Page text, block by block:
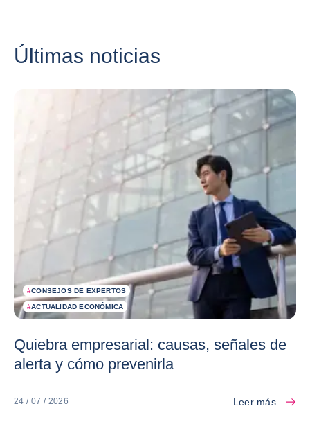
Últimas noticias
#CONSEJOS DE EXPERTOS
#ACTUALIDAD ECONÓMICA
Quiebra empresarial: causas, señales de
alerta y cómo prevenirla
24 / 07 / 2026 Leer más